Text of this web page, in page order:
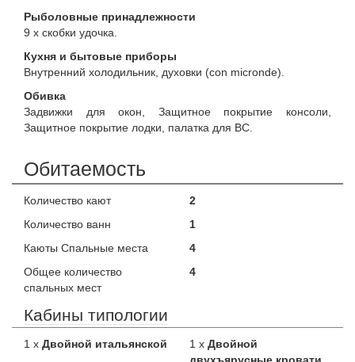
Рыболовные принадлежности
9 x скобки удочка.
Кухня и бытовые приборы
Внутренний холодильник, духовки (con micronde).
Обивка
Задвижки для окон, Защитное покрытие консоли,
Защитное покрытие лодки, палатка для ВС.
Обитаемость
Количество кают
2
Количество ванн
1
Каюты Спальные места
4
Общее количество
спальных мест
4
Кабины типологии
1 x Двойной итальянской 1 x Двойной